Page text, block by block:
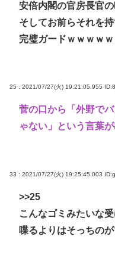
安倍内閣の官房長官
そしてお前らそれを
完璧ガードｗｗｗｗ
25 : 2021/07/27(火) 19:21:05.955
菅の口から「外野で
ゃない」という言葉
33 : 2021/07/27(火) 19:25:45.003
>>25
こんなゴミみたいな
喋るよりはそっちの